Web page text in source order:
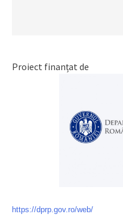
Proiect finanțat de
https://dprp.gov.ro/web/